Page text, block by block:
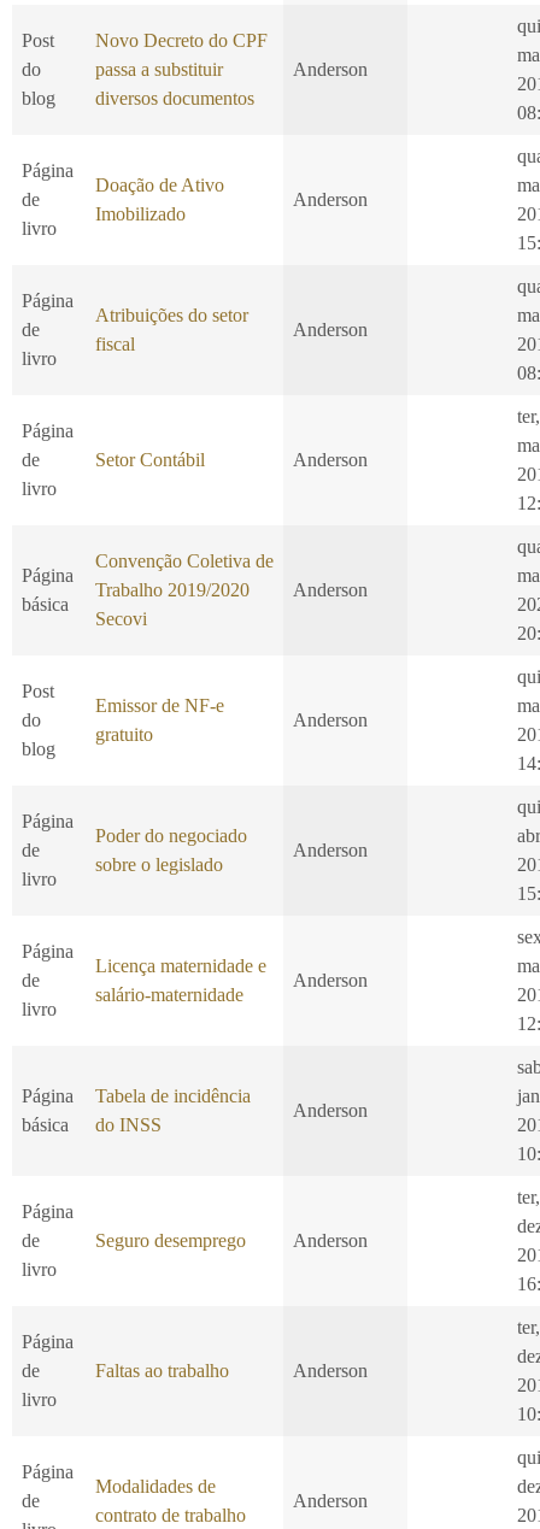
Post
do
blog
Novo Decreto do CPF
passa a substituir
diversos documentos
Anderson
Página
de
livro
Doação de Ativo
Imobilizado
Anderson
Página
de
livro
Atribuições do setor
fiscal
Anderson
Página
de
livro
Setor Contábil Anderson
Página
básica
Convenção Coletiva de
Trabalho 2019/2020
Secovi
Anderson
Post
do
blog
Emissor de NF-e
gratuito
Anderson
Página
de
livro
Poder do negociado
sobre o legislado
Anderson
abr
Página
de
livro
Licença maternidade e
salário-maternidade
Anderson
Página
básica
Tabela de incidência
do INSS
Anderson
jan
Página
de
livro
Seguro desemprego Anderson
Página
de
livro
Faltas ao trabalho Anderson
Página
de
Modalidades de
contrato de trabalho
Anderson